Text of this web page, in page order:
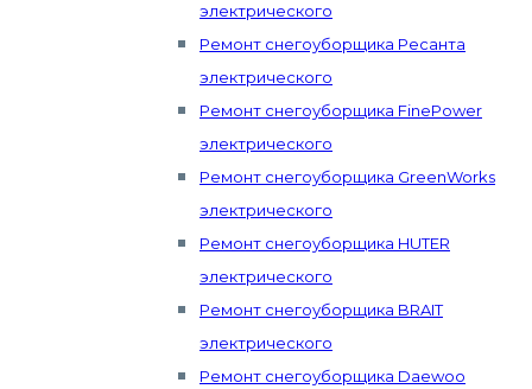
электрического
Ремонт снегоуборщика Ресанта
электрического
Ремонт снегоуборщика FinePower
электрического
Ремонт снегоуборщика GreenWorks
электрического
Ремонт снегоуборщика HUTER
электрического
Ремонт снегоуборщика BRAIT
электрического
Ремонт снегоуборщика Daewoo